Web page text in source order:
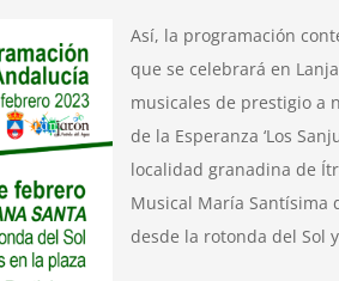
Así, la programación
que se celebrará en
musicales de prestigio a
de la Esperanza ‘Los
localidad granadina de
Musical María Santísima
desde la rotonda del Sol